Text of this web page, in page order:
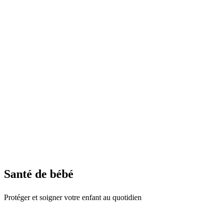
Santé de bébé
Protéger et soigner votre enfant au quotidien